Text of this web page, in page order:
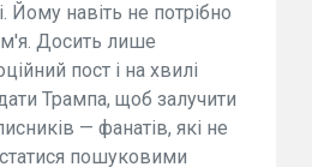
Йому навіть не потрібно
Досить лише
пост і на хвилі
Трампа, щоб залучити
— фанатів, які не
пошуковими